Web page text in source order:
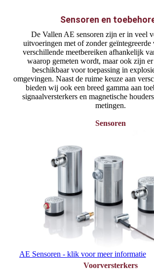
Sensoren en
De Vallen AE sensoren zijn er in veel
uitvoeringen met of zonder geïntegreerde
verschillende meetbereiken afhankelijk
waarop gemeten wordt, maar ook zijn
beschikbaar voor toepassing in
omgevingen. Naast de ruime keuze aan
bieden wij ook een breed gamma aan
signaalversterkers en magnetische
metingen.
Sensoren
AE Sensoren - klik voor meer informatie
Voorversterkers